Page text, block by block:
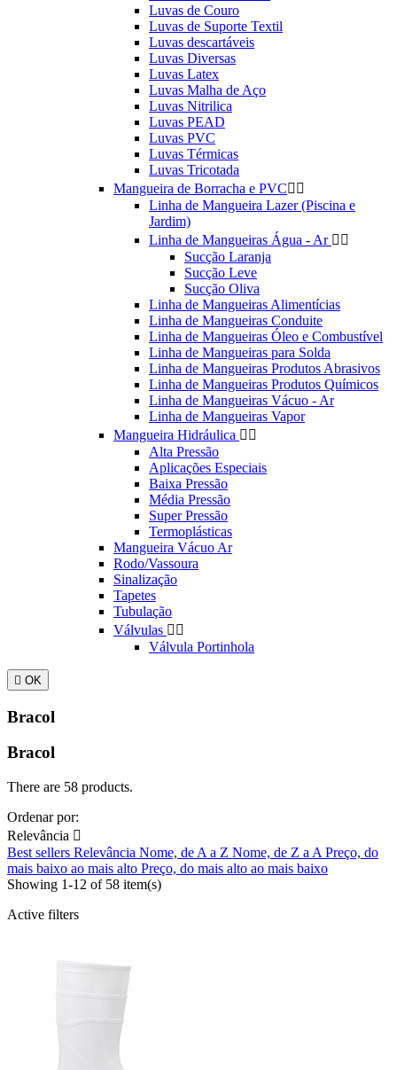
Luvas de Couro
Luvas de Suporte Textil
Luvas descartáveis
Luvas Diversas
Luvas Latex
Luvas Malha de Aço
Luvas Nitrilica
Luvas PEAD
Luvas PVC
Luvas Térmicas
Luvas Tricotada
Mangueira de Borracha e PVC 
Linha de Mangueira Lazer (Piscina e
Jardim)
Linha de Mangueiras Água - Ar  
Sucção Laranja
Sucção Leve
Sucção Oliva
Linha de Mangueiras Alimentícias
Linha de Mangueiras Conduite
Linha de Mangueiras Óleo e Combustível
Linha de Mangueiras para Solda
Linha de Mangueiras Produtos Abrasivos
Linha de Mangueiras Produtos Químicos
Linha de Mangueiras Vácuo - Ar
Linha de Mangueiras Vapor
Mangueira Hidráulica  
Alta Pressão
Aplicações Especiais
Baixa Pressão
Média Pressão
Super Pressão
Termoplásticas
Mangueira Vácuo Ar
Rodo/Vassoura
Sinalização
Tapetes
Tubulação
Válvulas  
Válvula Portinhola
 OK
Bracol
Bracol
There are 58 products.
Ordenar por:
Relevância 
Best sellers Relevância Nome, de A a Z Nome, de Z a A Preço, do
mais baixo ao mais alto Preço, do mais alto ao mais baixo
Showing 1-12 of 58 item(s)
Active filters